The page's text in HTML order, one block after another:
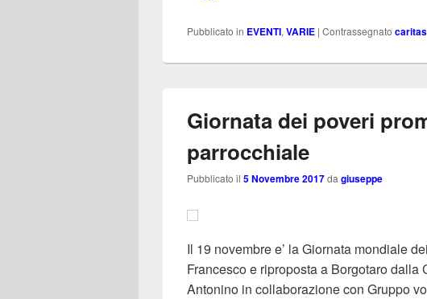
Pubblicato in EVENTI, VARIE | Contrassegnato caritas
Giornata dei poveri
parrocchiale
Pubblicato il 5 Novembre 2017da giuseppe
Il 19 novembre e’ la Giornata mondiale
Francesco e riproposta a Borgotaro
Antonino in collaborazione con Gruppo